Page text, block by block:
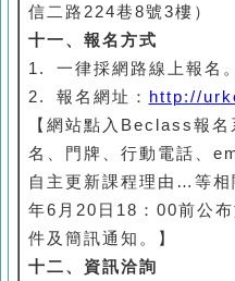
信二路224巷8號3樓）
十一、報名方式
1. 一律採網路線上報名 。
2. 報名網址 ：
http://
【網站點入Beclass報名
名、門牌、行動電話、
自主更新課程理由…等
年6月20日18：00前公
件及簡訊通知。】
十二、資訊洽詢